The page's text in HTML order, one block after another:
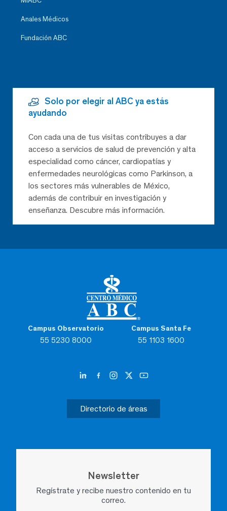
Campus Observatorio
55 5230 8000
Campus Santa Fe
55 1103 1600
Directorio de áreas
Newsletter
Regístrate y recibe nuestro contenido en tu
correo.
Anales Médicos
Fundación ABC
Solo por elegir al ABC ya estás
ayudando
Con cada una de tus visitas contribuyes a dar
acceso a servicios de salud de prevención y alta
especialidad como cáncer, cardiopatías y
enfermedades neurológicas como Parkinson, a
los sectores más vulnerables de México,
además de contribuir en investigación y
enseñanza. Descubre más información.